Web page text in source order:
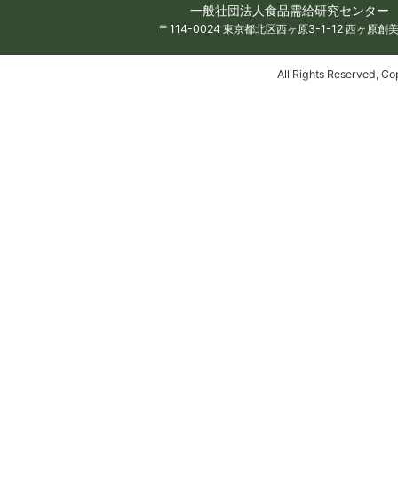
一般社団法人食品需給研究センタ
〒114-0024 東京都北区西ヶ原3-1-12 西ヶ原
All Rights Reserved,